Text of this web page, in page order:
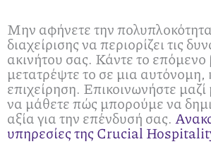
Μην αφήνετε την
διαχείρισης να περιορίζει τις
ακινήτου σας. Κάντε το επόμενο
μετατρέψτε το σε μια
επιχείρηση. Επικοινωνήστε
να μάθετε πώς μπορούμε να
αξία για την επένδυσή σας.
υπηρεσίες της Crucial